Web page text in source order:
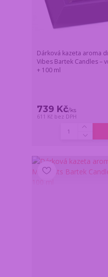
Dárková kazeta aroma
Vibes Bartek Candles –
+ 100 ml
739 Kč/ks
611 Kč bez DPH